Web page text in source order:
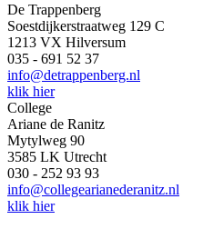
De Trappenberg
Soestdijkerstraatweg 129 C
1213 VX Hilversum
035 - 691 52 37
info@detrappenberg.nl
klik hier
College
Ariane de Ranitz
Mytylweg 90
3585 LK Utrecht
030 - 252 93 93
info@collegearianederanitz.nl
klik hier